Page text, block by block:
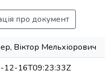
про документ
Віктор Мельхіорович
12-16T09:23:33Z